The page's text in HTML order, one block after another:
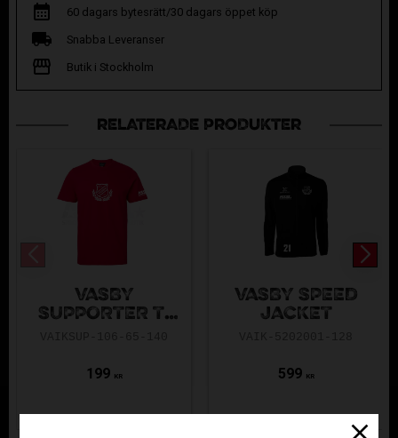
60 dagars bytesrätt/30 dagars öppet köp
Snabba Leveranser
Butik i Stockholm
RELATERADE PRODUKTER
VÄSBY
SUPPORTER T-
199 KR
VÄSBY SPEED
JACKET
599 KR